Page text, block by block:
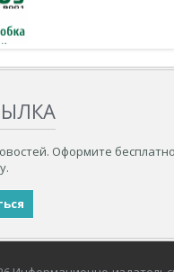
Оформите